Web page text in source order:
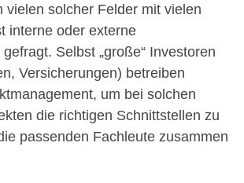
vielen solcher Felder mit vielen
interne oder externe
Selbst „große“ Investoren
Versicherungen) betreiben
um bei solchen
die richtigen Schnittstellen zu
passenden Fachleute zusammen